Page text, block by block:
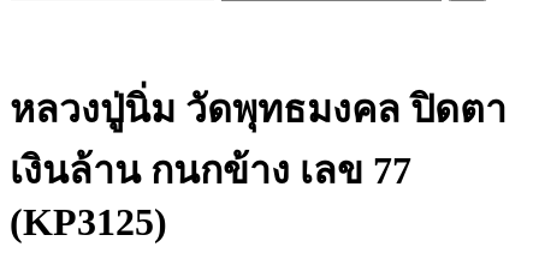
หลวงปู่นิ่ม วัดพุทธมงคล ปิดตา
เงินล้าน กนกข้าง เลข 77
(KP3125)